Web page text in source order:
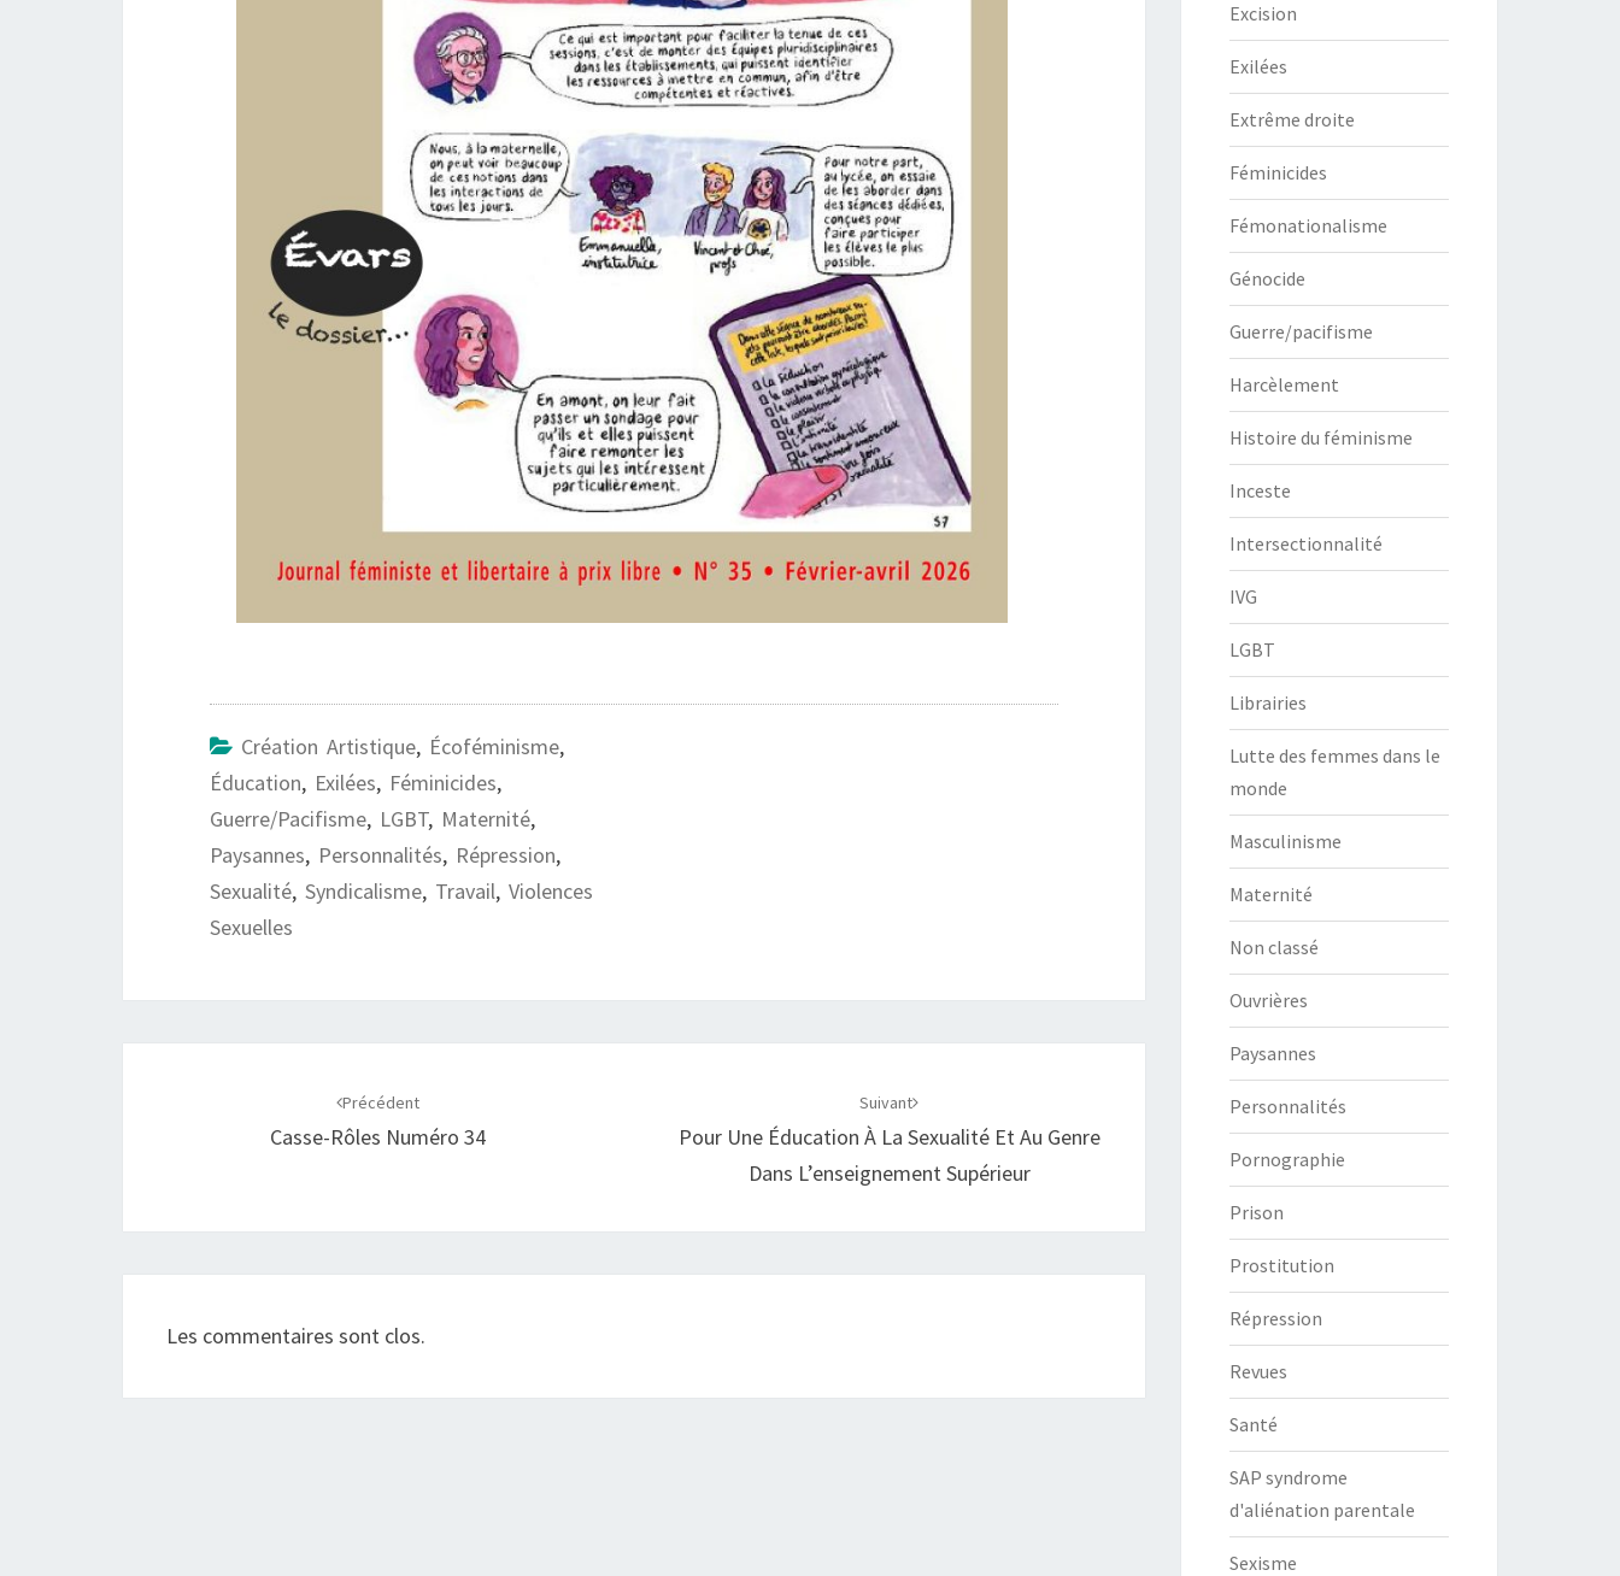
Création Artistique, Écoféminisme,
Éducation, Exilées, Féminicides,
Guerre/pacifisme, LGBT, Maternité,
Paysannes, Personnalités, Répression,
Sexualité, Syndicalisme, Travail, Violences
Sexuelles
Précédent
Casse-Rôles Numéro 34
Suivant
Pour Une Éducation À La Sexualité Et Au Genre
Dans L’enseignement Supérieur
Les commentaires sont clos.
Excision
Exilées
Extrême droite
Féminicides
Fémonationalisme
Génocide
Guerre/pacifisme
Harcèlement
Histoire du féminisme
Inceste
Intersectionnalité
IVG
LGBT
Librairies
Lutte des femmes dans le
monde
Masculinisme
Maternité
Non classé
Ouvrières
Paysannes
Personnalités
Pornographie
Prison
Prostitution
Répression
Revues
Santé
SAP syndrome
d'aliénation parentale
Sexisme